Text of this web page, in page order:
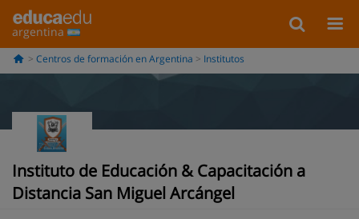
argentina
Centros de formación en Argentina Institutos
Instituto de Educación & Capacitación a
Distancia San Miguel Arcángel
Información